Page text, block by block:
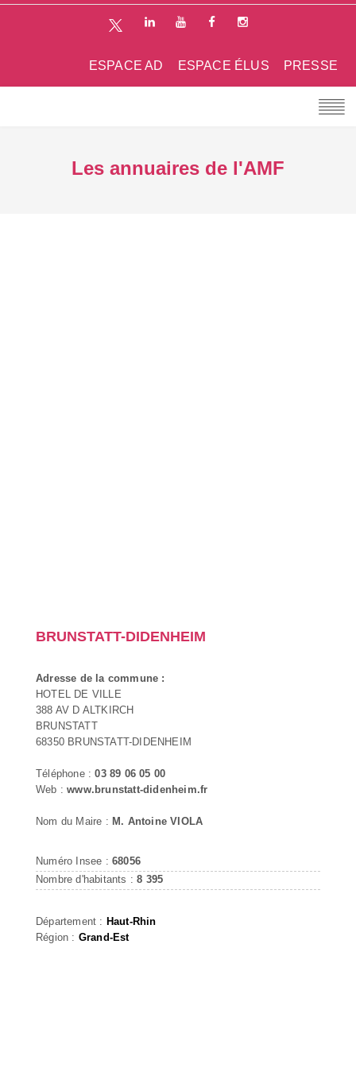
PRESSE
ESPACE ÉLUS
ESPACE AD
Les annuaires de l'AMF
BRUNSTATT-DIDENHEIM
Adresse de la commune :
HOTEL DE VILLE
388 AV D ALTKIRCH
BRUNSTATT
68350 BRUNSTATT-DIDENHEIM
Téléphone :03 89 06 05 00
Web :www.brunstatt-didenheim.fr
Nom du Maire : M. Antoine VIOLA
Numéro Insee : 68056
Nombre d'habitants :8 395
Département : Haut-Rhin
Région : Grand-Est